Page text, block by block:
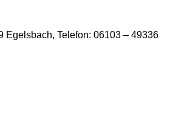
Egelsbach, Telefon: 06103 – 49336